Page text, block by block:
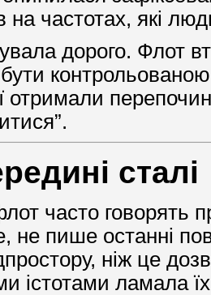
на частотах, які
дорого. Флот
отримали
сталі
часто говорять
не пише останні
ніж це
істотами ламала